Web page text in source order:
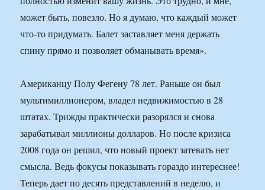
может быть, повезло. Но я думаю, что каждый может
что-то придумать. Балет заставляет меня держать
спину прямо и позволяет обманывать время».
Американцу Полу Фегену 78 лет. Раньше он был
мультимиллионером, владел недвижимостью в 28
штатах. Трижды практически разорялся и снова
зарабатывал миллионы долларов. Но после кризиса
2008 года он решил, что новый проект затевать нет
смысла. Ведь фокусы показывать гораздо интереснее!
Теперь дает по десять представлений в неделю, и